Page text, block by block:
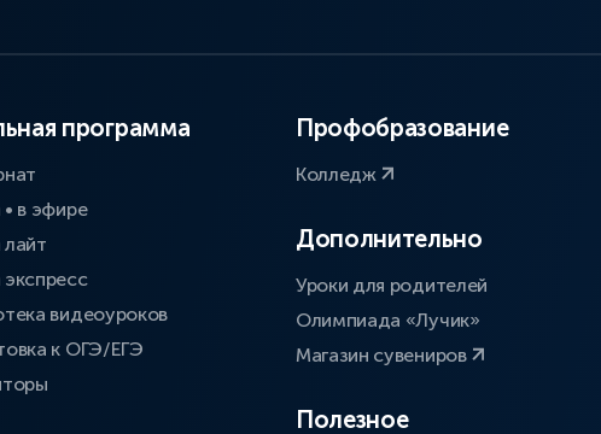
программа
в эфире
видеоуроков
к ОГЭ/ЕГЭ
Профобразование
Колледж
Дополнительно
Уроки для родителей
Олимпиада «Лучик»
Магазин сувениров
Полезное